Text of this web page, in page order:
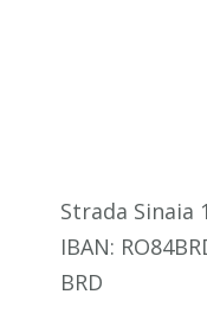
Strada Sinaia
IBAN:
BRD